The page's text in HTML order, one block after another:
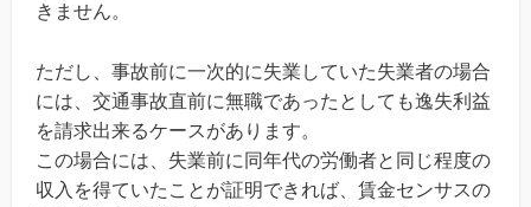
きません。
ただし、事故前に一次的に失業していた失業者の場合
には、交通事故直前に無職であったとしても逸失利益
を請求出来るケースがあります。
この場合には、失業前に同年代の労働者と同じ程度の
収入を得ていたことが証明できれば、賃金センサスの